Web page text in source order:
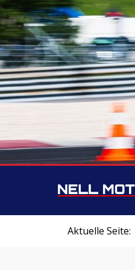
Aktuelle Seite: